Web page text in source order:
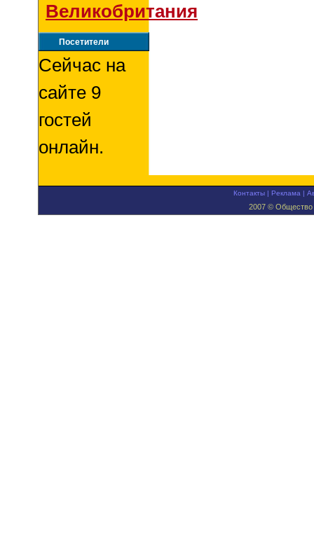
Великобритания
Посетители
Сейчас на
сайте 9
гостей
онлайн.
Контакты |Реклама |
2007 © Общество